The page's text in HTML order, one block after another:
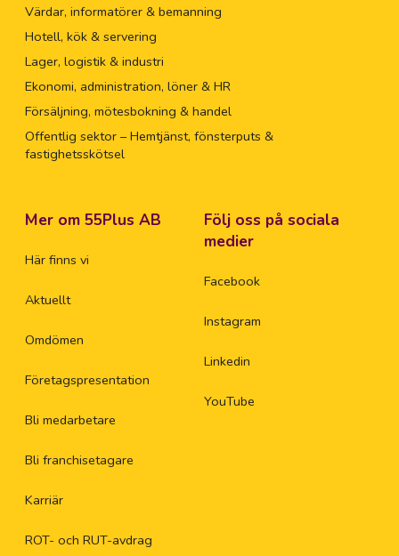
Värdar, informatörer & bemanning
Hotell, kök & servering
Lager, logistik & industri
Ekonomi, administration, löner & HR
Försäljning, mötesbokning & handel
Offentlig sektor – Hemtjänst, fönsterputs &
fastighetsskötsel
Mer om 55Plus AB
Här finns vi
Aktuellt
Omdömen
Företagspresentation
Bli medarbetare
Bli franchisetagare
Karriär
ROT- och RUT-avdrag
Följ oss på sociala
medier
Facebook
Instagram
Linkedin
YouTube